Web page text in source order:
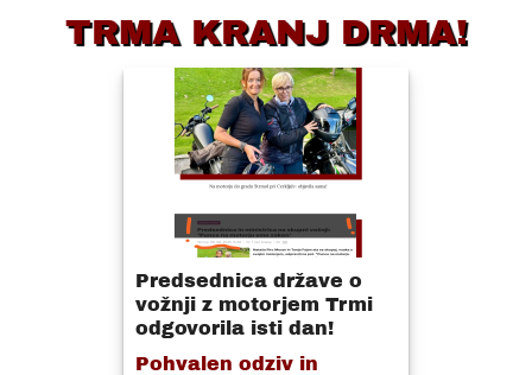
TRMA KRANJ DRMA!
Predsednica države o
vožnji z motorjem Trmi
odgovorila isti dan!
Pohvalen odziv in